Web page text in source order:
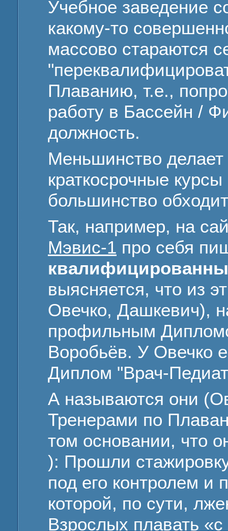
Учебное заведение
какому-то
массово стараются
Плаванию, т.е.,
работу в Бассейн /
должность.
Меньшинство делает
краткосрочные
большинство
Так, например, на
Мэвис-1 про себя
выясняется, что из
Овечко, Дашкевич),
профильным
Воробьёв. У Овечко
Диплом "Врач-
А называются они
Тренерами по
том основании, что
): Прошли
под его контролем и
которой, по сути,
Взрослых плавать